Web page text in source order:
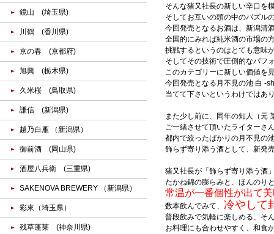
そんな猪又社長の新しい辛口を
そしてお互いの頭の中のパズル
今回発売となるお酒は、新潟清
全国的にみれば純米酒の市場の
挑戦するというのはとても意味
そしてその技術で圧倒的なパフ
このカテゴリーに新しい価値を
今回発売となる月不見の池 白 -
当てて下さいというわけではあ
また少し前に、同年の知人（元
ご一緒させて頂いたライターさ
都内で絞ったばかりの月不見の
飾らず寄り添う酒として、新発
猪又社長が「飾らず寄り添う酒
たかね錦の膨らみと、ほんのり
常温が一番個性が出て
数本飲んでみて、 冷やして
普段飲みで気軽に楽しめる、そ
お料理にも合わせやすく、和食
鏡山 (埼玉県)
川鶴 (香川県)
京の春 (京都府)
旭興 (栃木県)
久米桜 (鳥取県)
謙信 (新潟県)
越乃白雁 （新潟県）
御前酒 (岡山県)
酒屋八兵衛 (三重県)
SAKENOVA BREWERY （新潟県）
彩來（埼玉県）
残草蓬莱 (神奈川県)